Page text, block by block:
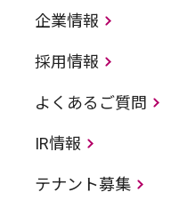
企業情報
採用情報
よくあるご質問
IR情報
テナント募集